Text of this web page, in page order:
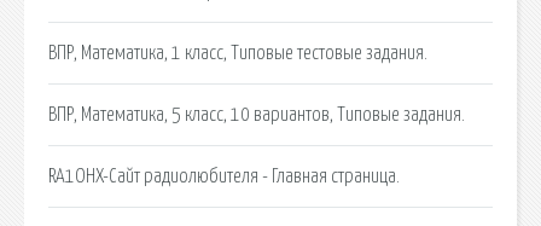
ВПР, Математика, 1 класс, Типовые тестовые задания.
ВПР, Математика, 5 класс, 10 вариантов, Типовые задания.
RA1OHX-Cайт радиолюбителя - Главная страница.